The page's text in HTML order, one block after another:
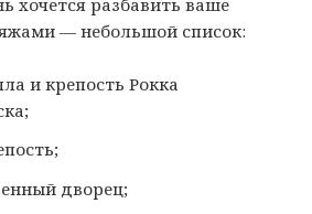
хочется разбавить ваше
— небольшой список:
и крепость Рокка
дворец;